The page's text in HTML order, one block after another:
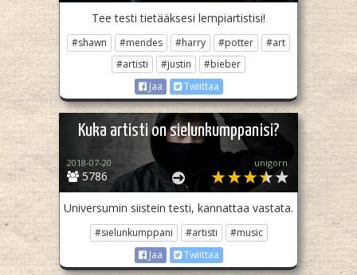
Tee testi tietääksesi lempiartistisi!
#shawn #mendes #harry #potter
#art
#artisti
#justin
#bieber
Jaa
Twiittaa
Kuka artisti on sielunkumppanisi?
5786
2018-07-20 unigorn
Universumin siistein testi, kannattaa vastata.
#sielunkumppani #artisti
#music
Jaa
Twiittaa